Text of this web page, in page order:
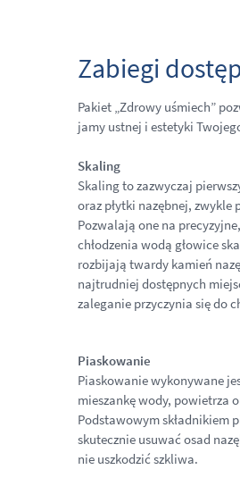
Zabiegi
Pakiet „Zdrowy uśmiech”
jamy ustnej i estetyki
Skaling
Skaling to zazwyczaj
oraz płytki nazębnej,
Pozwalają one na
chłodzenia wodą głowice
rozbijają twardy kamień
najtrudniej dostępnych
zaleganie przyczynia się do
Piaskowanie
Piaskowanie wykonywane
mieszankę wody, powietrza
Podstawowym składnikiem
skutecznie usuwać osad
nie uszkodzić szkliwa.